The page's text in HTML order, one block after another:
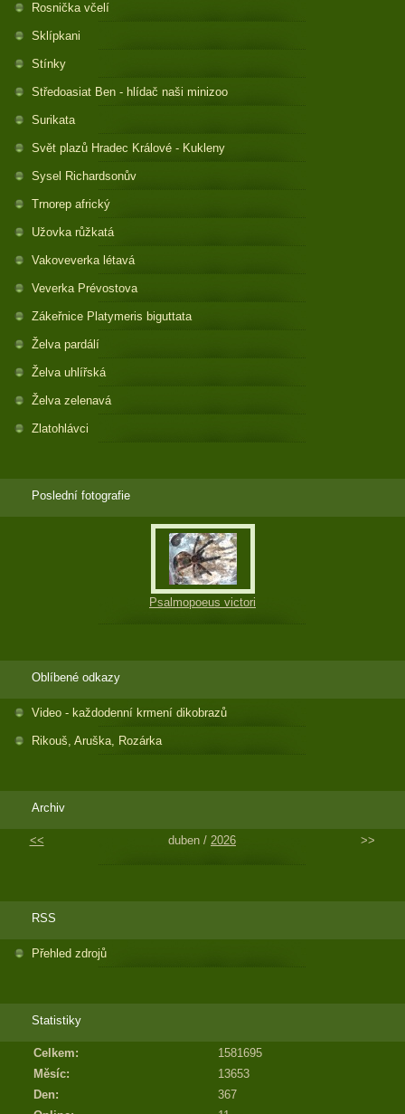
Rosnička včelí
Sklípkani
Stínky
Středoasiat Ben - hlídač naši minizoo
Surikata
Svět plazů Hradec Králové - Kukleny
Sysel Richardsonův
Trnorep africký
Užovka růžkatá
Vakoveverka létavá
Veverka Prévostova
Zákeřnice Platymeris biguttata
Želva pardálí
Želva uhlířská
Želva zelenavá
Zlatohlávci
Poslední fotografie
Psalmopoeus victori
Oblíbené odkazy
Video - každodenní krmení dikobrazů
Rikouš, Aruška, Rozárka
Archiv
<< duben / 2026 >>
RSS
Přehled zdrojů
Statistiky
Celkem:
1581695
Měsíc:
13653
Den:
367